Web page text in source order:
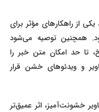
از راهکارهای مؤثر برای
توصیه می‌شود
تا حد امکان متن خبر را
و ویدئوهای خشن قرار
اثر عمیق‌تر